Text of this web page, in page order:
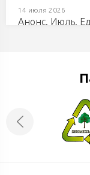
14 июля 2026
Анонс. Июль.
ИЛЬЯС
10 июля 2026
ПОПОЛНЕНИЕ